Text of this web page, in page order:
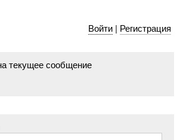
Войти| Регистрация
текущее сообщение